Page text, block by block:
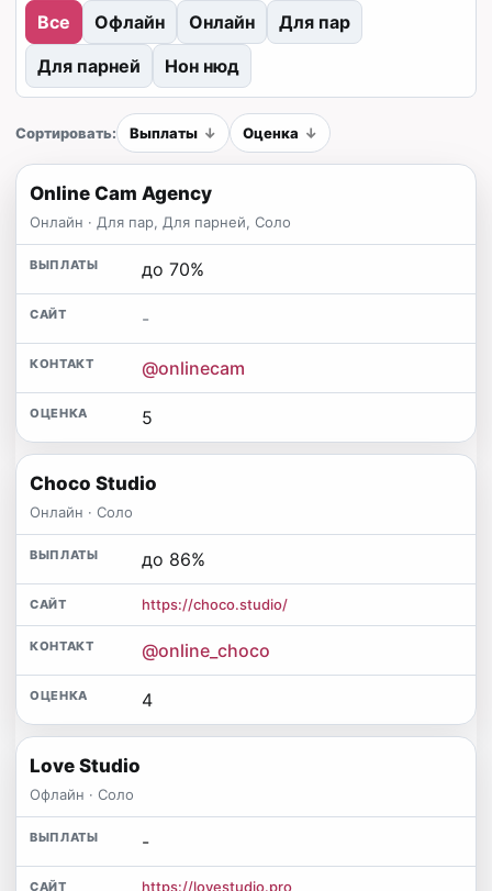
Все Офлайн Онлайн
Для пар
Для парней
Нон нюд
Сортировать: Выплаты Оценка
Online Cam Agency
Онлайн · Для пар, Для парней, Соло
до 70%
-
@onlinecam
5
Choco Studio
Онлайн · Соло
до 86%
https://choco.studio/
@online_choco
4
Love Studio
Офлайн · Соло
-
https://lovestudio.pro